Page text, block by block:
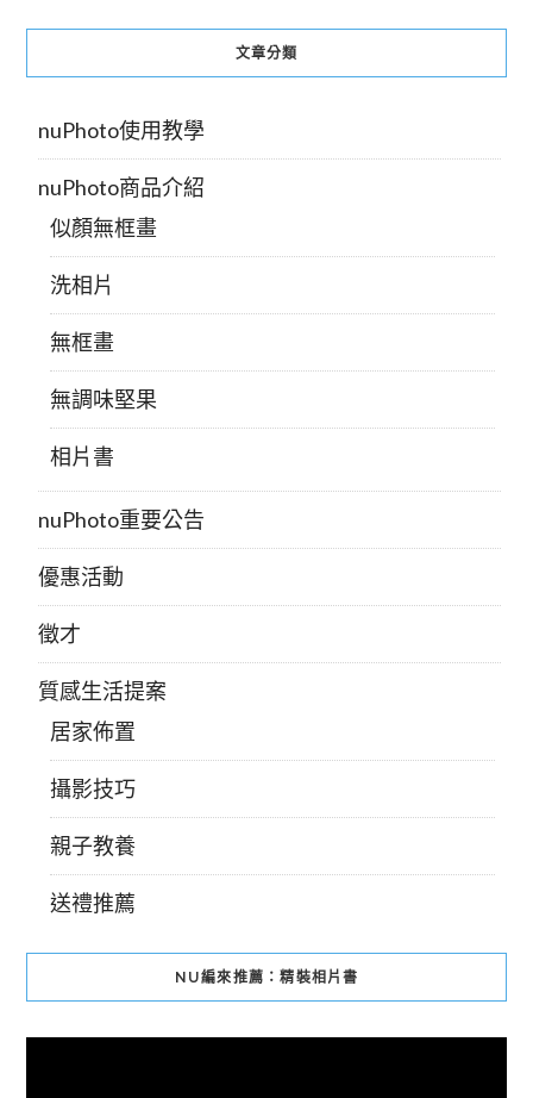
文章分類
nuPhoto使用教學
nuPhoto商品介紹
似顏無框畫
洗相片
無框畫
無調味堅果
相片書
nuPhoto重要公告
優惠活動
徵才
質感生活提案
居家佈置
攝影技巧
親子教養
送禮推薦
NU編來推薦：精裝相片書